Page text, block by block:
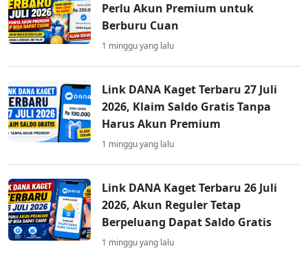
Perlu Akun Premium untuk
Berburu Cuan
1 minggu yang lalu
Link DANA Kaget Terbaru 27 Juli
2026, Klaim Saldo Gratis Tanpa
Harus Akun Premium
1 minggu yang lalu
Link DANA Kaget Terbaru 26 Juli
2026, Akun Reguler Tetap
Berpeluang Dapat Saldo Gratis
1 minggu yang lalu